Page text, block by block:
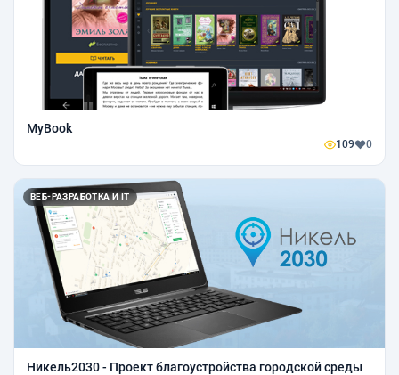
MyBook
109 0
ВЕБ-РАЗРАБОТКА И IT
Никель2030 - Проект благоустройства городской среды